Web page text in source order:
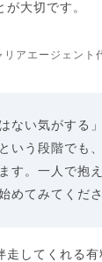
が大切です。
リアエージェント
ない気がする
いう段階でも
す。一人で抱
めてみてくださ
走してくれる